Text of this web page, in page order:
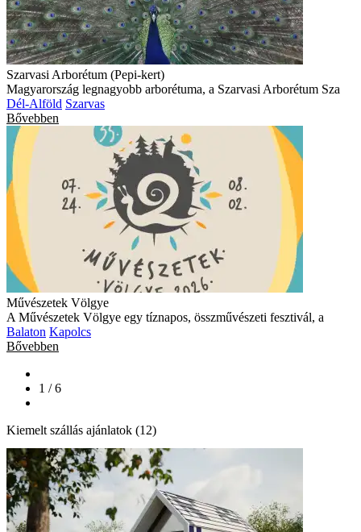
Szarvasi Arborétum (Pepi-kert)
Magyarország legnagyobb arborétuma, a Szarvasi Arborétum Sza
Dél-Alföld Szarvas
Bővebben
Művészetek Völgye
A Művészetek Völgye egy tíznapos, összművészeti fesztivál, a
Balaton Kapolcs
Bővebben
1 / 6
Kiemelt szállás ajánlatok (12)